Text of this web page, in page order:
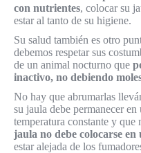
con nutrientes, colocar su
estar al tanto de su higiene.
Su salud también es otro
debemos respetar sus
de un animal nocturno que
inactivo, no debiendo
No hay que abrumarlas
su jaula debe permanecer
temperatura constante y que
jaula no debe colocarse
estar alejada de los